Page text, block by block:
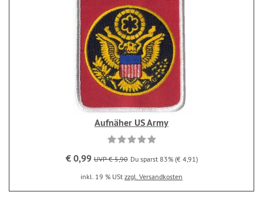
Aufnäher US Army
€ 0,99 UVP € 5,90 Du sparst 83% (€ 4,91)
inkl. 19 % USt zzgl. Versandkosten